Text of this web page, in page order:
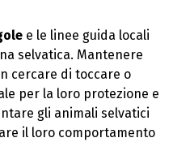
e le linee guida locali
selvatica. Mantenere
cercare di toccare o
per la loro protezione e
gli animali selvatici
il loro comportamento